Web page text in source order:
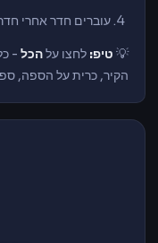
עוברים חדר אחרי
💡 טיפ: לחצו עלהכל -
הקיר, כרית על הספה,